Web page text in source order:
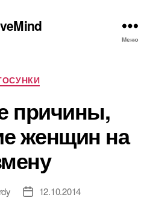
Меню
Категорії
причины,
женщин на
Дата12.10.2014